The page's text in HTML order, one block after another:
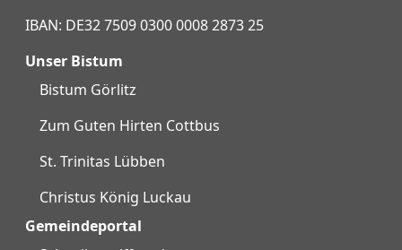
IBAN: DE32 7509 0300 0008 2873 25
Unser Bistum
Bistum Görlitz
Zum Guten Hirten Cottbus
St. Trinitas Lübben
Christus König Luckau
Gemeindeportal